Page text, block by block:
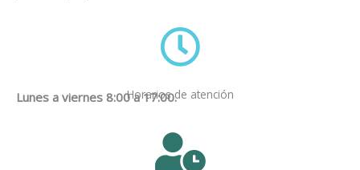
Horarios de atención
Lunes a viernes 8:00 a 17:00.